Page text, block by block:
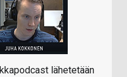
lähetetään